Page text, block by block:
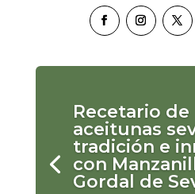
Recetario de
aceitunas
tradición e
con
Gordal de